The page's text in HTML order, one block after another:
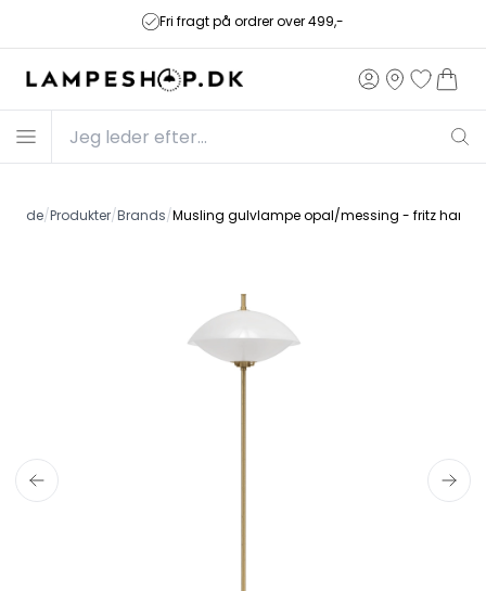
Fri fragt på ordrer over 499,-
/Produkter/Brands/Musling gulvlampe opal/messing - fritz